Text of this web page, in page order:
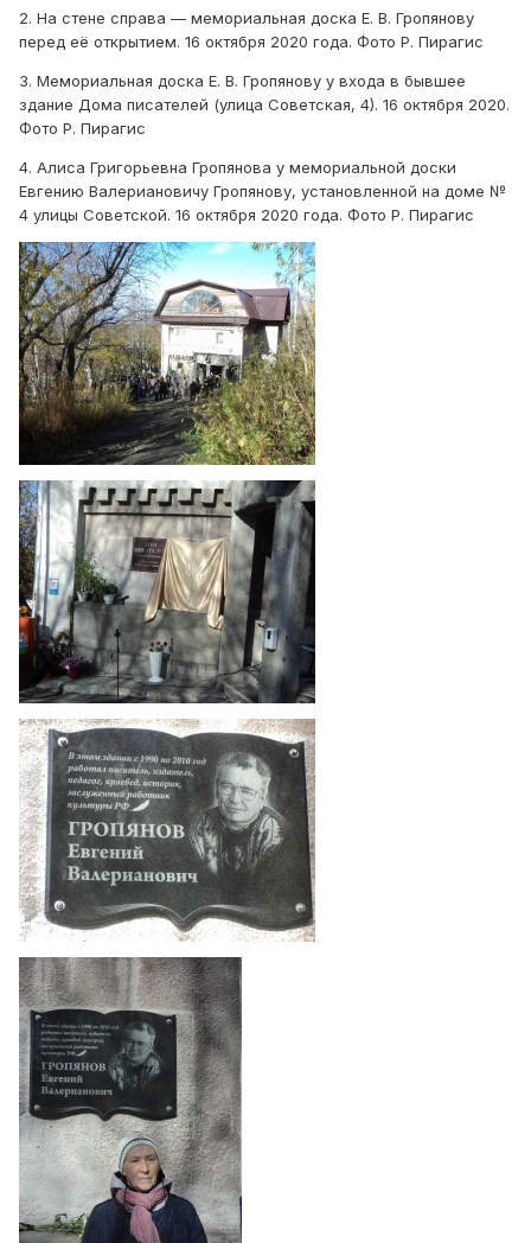
2. На стене справа — мемориальная доска Е. В. Гропянову
перед её открытием. 16 октября 2020 года. Фото Р. Пирагис
3. Мемориальная доска Е. В. Гропянову у входа в бывшее
здание Дома писателей (улица Советская, 4). 16 октября 2020.
Фото Р. Пирагис
4. Алиса Григорьевна Гропянова у мемориальной доски
Евгению Валериановичу Гропянову, установленной на доме №
4 улицы Советской. 16 октября 2020 года. Фото Р. Пирагис